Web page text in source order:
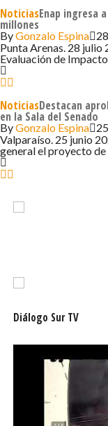
instrucción de los
Durante su estadía
sus puertas a la
Finalmente, este
“Esmeralda”
fue recibida por
posteriormente
NoticiasEnap ingresa
millones
ByGonzalo Espina
Punta Arenas. 28 julio
Evaluación de
NoticiasDestacan
en la Sala del Senado
ByGonzalo Espina
Valparaíso. 25 junio
general el proyecto de
Diálogo Sur TV